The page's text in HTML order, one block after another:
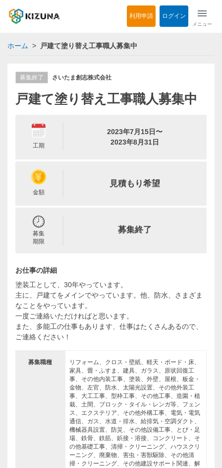
利用申請 ログイン menu
メニュー
ホーム 戸建て塗り替え工事職人募集中
募集終了 さいたま創志株式会社
戸建て塗り替え工事職人募集中
工期
2023年7月15日〜
2023年8月31日
金額
見積もり希望
募集
期限
募集終了
お仕事の詳細
塗装工として、30年やっています。
主に、戸建てをメインでやっています。他、防水、さまざま
なことをやっています。
一度ご連絡いただければと思います。
また、多能工の仕事もあります、仕事はたくさんあるので、
ご連絡ください！
募集職種
リフォーム、クロス・壁紙、軽天・ボード・床、
家具、畳・ふすま、建具、ガラス、原状回復工
事、その他内装工事、塗装、外壁、屋根、板金・
金物、左官、防水、太陽光設置、その他外装工
事、大工工事、型枠工事、その他工事、造園・植
栽、土間、ブロック・タイル・レンガ等、フェン
ス、エクステリア、その他外構工事、電気・電気
通信、ガス、水道・排水、給排気・空調ダクト、
機械器具設置、防災、その他設備工事、とび・足
場、鉄骨、鉄筋、鋲接・溶接、コンクリート、そ
の他基礎工事、清掃・クリーニング、ハウスクリ
ーニング、廃棄物、害虫・害獣駆除、その他清
掃・クリーニング、その他建設サポート関連、解